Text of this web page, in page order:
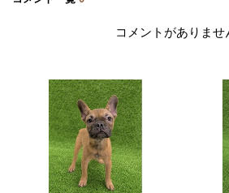
コメントがありませ